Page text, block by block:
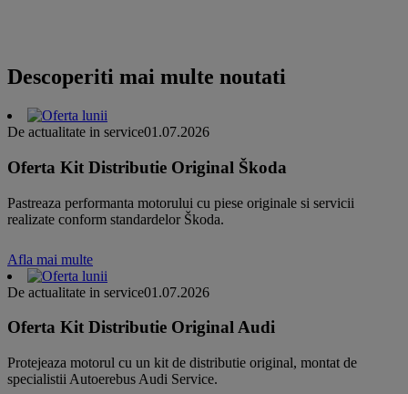
Descoperiti mai multe noutati
De actualitate in service01.07.2026
Oferta Kit Distributie Original Škoda
Pastreaza performanta motorului cu piese originale si servicii
realizate conform standardelor Škoda.
Afla mai multe
De actualitate in service01.07.2026
Oferta Kit Distributie Original Audi
Protejeaza motorul cu un kit de distributie original, montat de
specialistii Autoerebus Audi Service.